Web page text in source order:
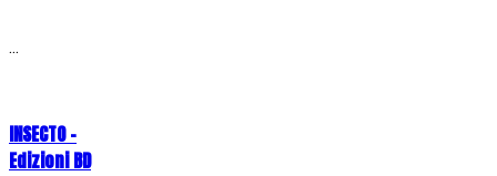
...
INSECTO -
Edizioni BD